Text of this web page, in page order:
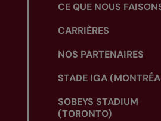
CE QUE NOUS
CARRIÈRES
NOS PARTENAIRES
STADE IGA
SOBEYS STADIUM
(TORONTO)